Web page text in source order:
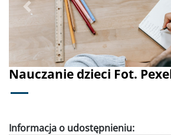
Nauczanie dzieci Fot.
Poprzednie
Informacja o udostępnieniu: